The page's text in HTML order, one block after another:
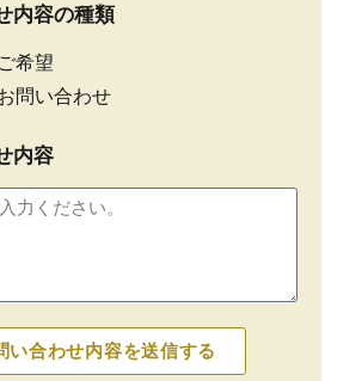
内容の種類
希望
問い合わせ
内容
い合わせ内容を送信する